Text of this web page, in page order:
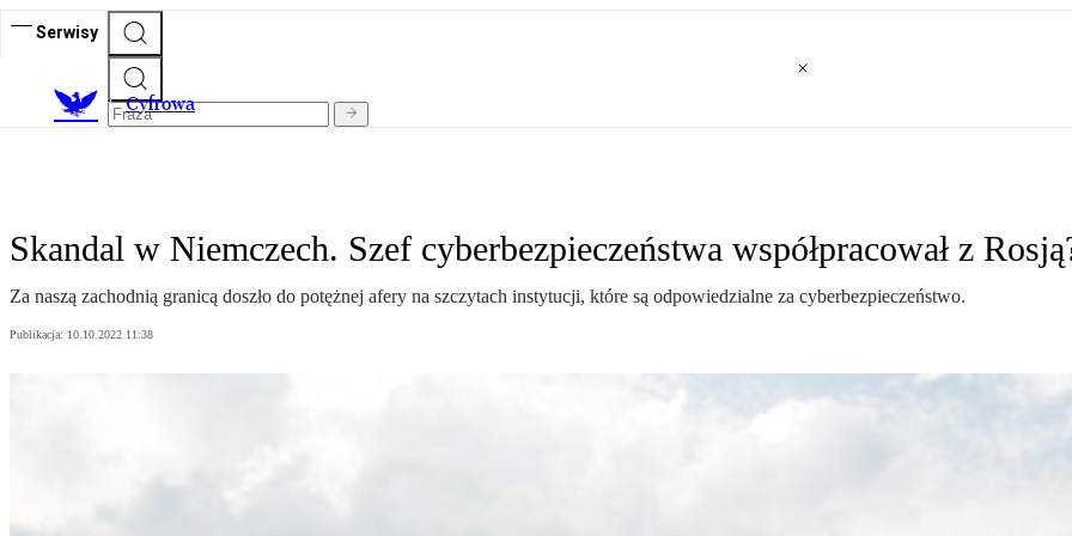
Serwisy
Cyfrowa
Skandal w Niemczech. Szef cyberbezpieczeństwa współpracował z
Za naszą zachodnią granicą doszło do potężnej afery na szczytach instytucji, które są odpowiedzialne za cyberbezpieczeństwo.
Publikacja: 10.10.2022 11:38